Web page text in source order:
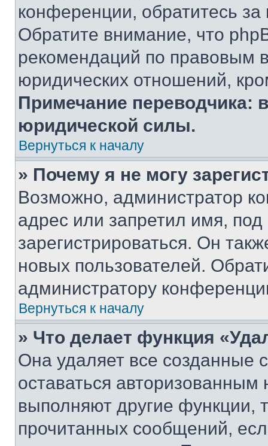
конференции, обратитесь
Обратите внимание, что
рекомендаций по правовым
юридических отношений,
Примечание переводчика:
юридической силы.
Вернуться к началу
» Почему я не могу
Возможно, администратор
адрес или запретил имя,
зарегистрироваться. Он
новых пользователей.
администратору
Вернуться к началу
» Что делает функция
Она удаляет все созданные
оставаться
выполняют другие функции,
прочитанных сообщений,